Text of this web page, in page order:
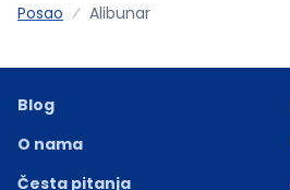
Posao Alibunar
Blog
O nama
Česta pitanja